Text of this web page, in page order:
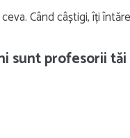
Când câștigi, îți
sunt profesorii tăi